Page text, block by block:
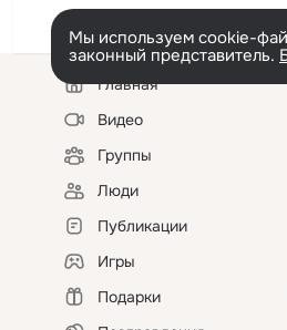
Мы используем cookie-
законный представитель.
Левая
колонкаГлавная
Видео
Группы
Люди
Публикации
Игры
Подарки